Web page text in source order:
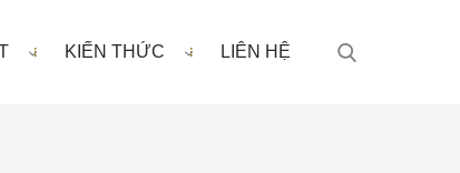
KIẾN THỨC LIÊN HỆ